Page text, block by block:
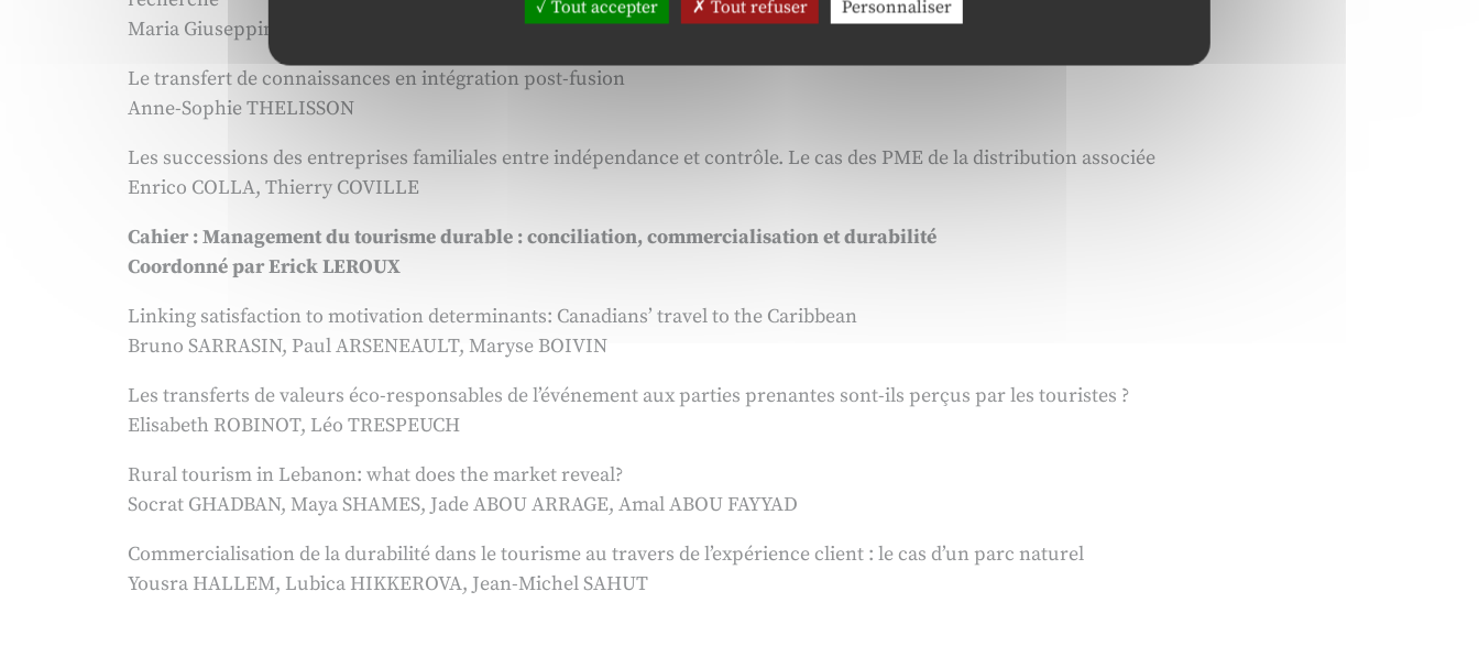
Maria Giuseppina BRUNA, Soufyane FRIMOUSSE, Laurent GIRAUD
Le transfert de connaissances en intégration post-fusion
Anne-Sophie THELISSON
Les successions des entreprises familiales entre indépendance et contrôle. Le cas des PME de la distribution associée
Enrico COLLA, Thierry COVILLE
Cahier : Management du tourisme durable : conciliation, commercialisation et durabilité
Coordonné par Erick LEROUX
Linking satisfaction to motivation determinants: Canadians’ travel to the Caribbean
Bruno SARRASIN, Paul ARSENEAULT, Maryse BOIVIN
Les transferts de valeurs éco-responsables de l’événement aux parties prenantes sont-ils perçus par les touristes ?
Elisabeth ROBINOT, Léo TRESPEUCH
Rural tourism in Lebanon: what does the market reveal?
Socrat GHADBAN, Maya SHAMES, Jade ABOU ARRAGE, Amal ABOU FAYYAD
Commercialisation de la durabilité dans le tourisme au travers de l’expérience client : le cas d’un parc naturel
Yousra HALLEM, Lubica HIKKEROVA, Jean-Michel SAHUT
Tout accepter Tout refuser Personnaliser